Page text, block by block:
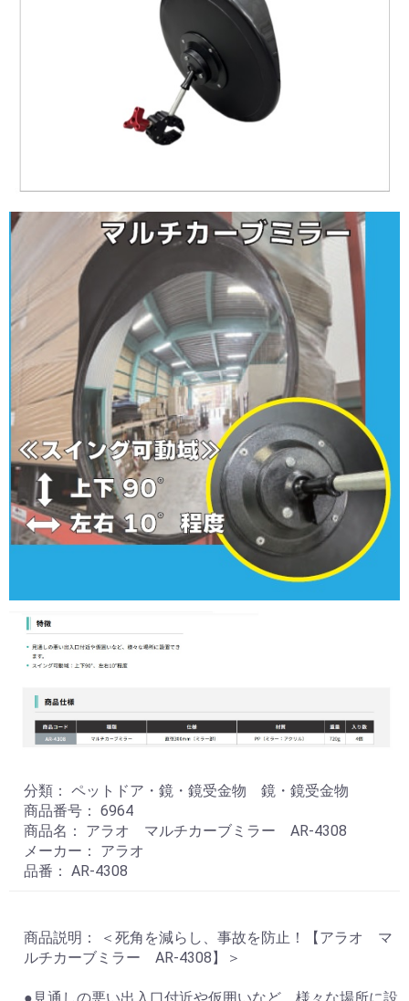
分類： ペットドア・鏡・鏡受金物 鏡・鏡受金物
商品番号： 6964
商品名： アラオ マルチカーブミラー AR-4308
メーカー： アラオ
品番： AR-4308
商品説明： ＜死角を減らし、事故を防止！【アラオ マ
ルチカーブミラー AR-4308】＞